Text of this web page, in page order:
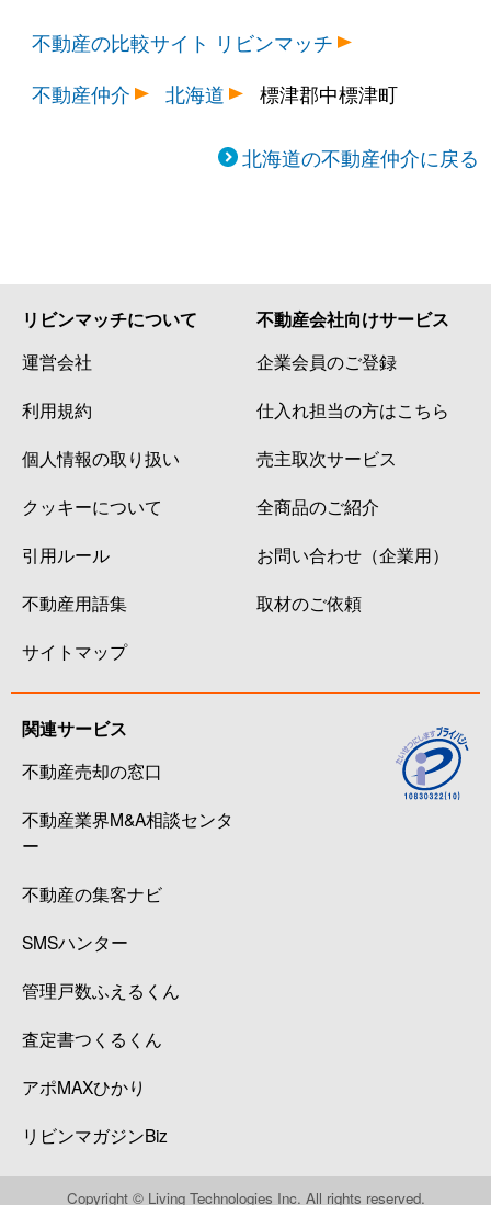
不動産の比較サイト リビンマッチ
不動産仲介
北海道 標津郡中標津町
北海道の不動産仲介に戻る
リビンマッチについて
運営会社
利用規約
個人情報の取り扱い
クッキーについて
引用ルール
不動産用語集
サイトマップ
不動産会社向けサービス
企業会員のご登録
仕入れ担当の方はこちら
売主取次サービス
全商品のご紹介
お問い合わせ（企業用）
取材のご依頼
関連サービス
不動産売却の窓口
不動産業界M&A相談センタ
ー
不動産の集客ナビ
SMSハンター
管理戸数ふえるくん
査定書つくるくん
アポMAXひかり
リビンマガジンBiz
Copyright © Living Technologies Inc. All rights reserved.